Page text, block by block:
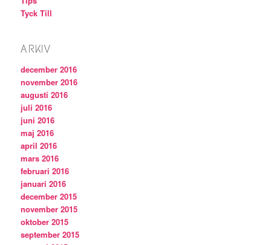
Tyck Till
ARKIV
december 2016
november 2016
augusti 2016
juli 2016
juni 2016
maj 2016
april 2016
mars 2016
februari 2016
januari 2016
december 2015
november 2015
oktober 2015
september 2015